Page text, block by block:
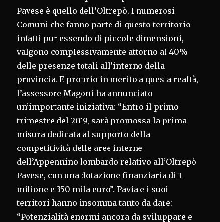
Pavese è quello dell’Oltrepò. I numerosi
Comuni che fanno parte di questo territorio
infatti pur essendo di piccole dimensioni,
valgono complessivamente attorno al 40%
delle presenze totali all’interno della
provincia. E proprio in merito a questa realtà,
l’assessore Magoni ha annunciato
un’importante iniziativa: “Entro il primo
trimestre del 2019, sarà promossa la prima
misura dedicata al supporto della
competitività delle aree interne
dell’Appennino lombardo relativo all’Oltrepò
Pavese, con una dotazione finanziaria di 1
milione e 350 mila euro”. Pavia e i suoi
territori hanno insomma tanto da dare:
“Potenzialità enormi ancora da sviluppare e